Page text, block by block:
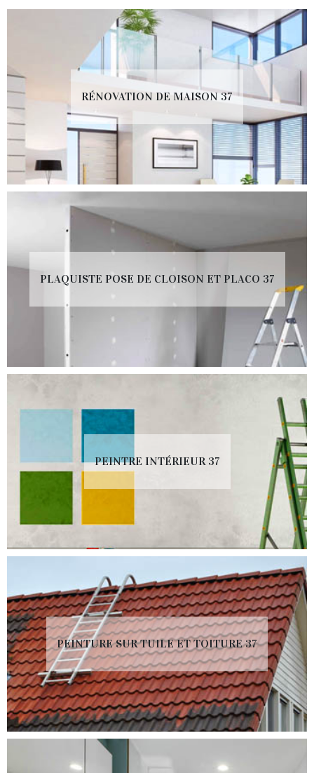
RÉNOVATION DE MAISON 37
PLAQUISTE POSE DE CLOISON ET PLACO 37
PEINTRE INTÉRIEUR 37
PEINTURE SUR TUILE ET TOITURE 37